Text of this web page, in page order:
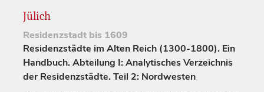
Jülich
Residenzstadt bis 1609
Residenzstädte im Alten Reich (1300-1800). Ein
Handbuch. Abteilung I: Analytisches Verzeichnis
der Residenzstädte. Teil 2: Nordwesten